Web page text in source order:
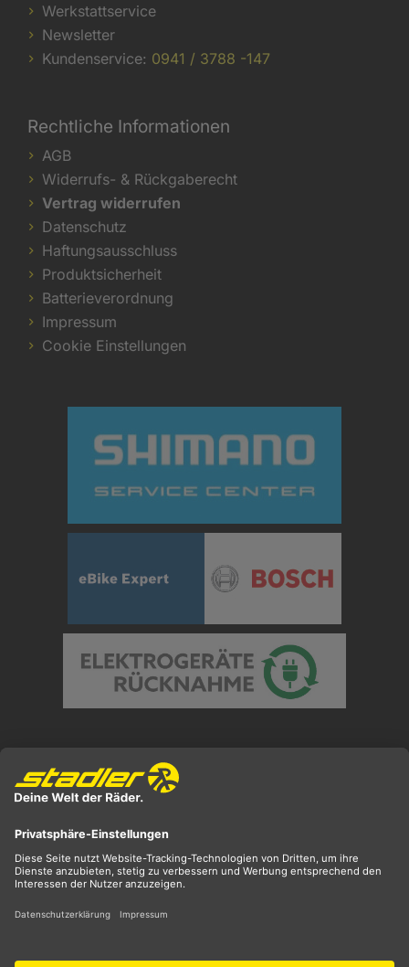
Werkstattservice
Newsletter
Kundenservice: 0941 / 3788 -147
Rechtliche Informationen
AGB
Widerrufs- & Rückgaberecht
Vertrag widerrufen
Datenschutz
Haftungsausschluss
Produktsicherheit
Batterieverordnung
Impressum
Cookie Einstellungen